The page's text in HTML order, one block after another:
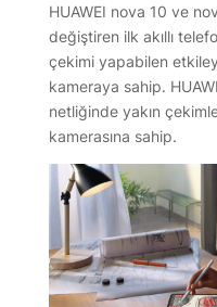
HUAWEI nova 10 ve
değiştiren ilk akıllı
çekimi yapabilen
kameraya sahip.
netliğinde yakın
kamerasına sahip.